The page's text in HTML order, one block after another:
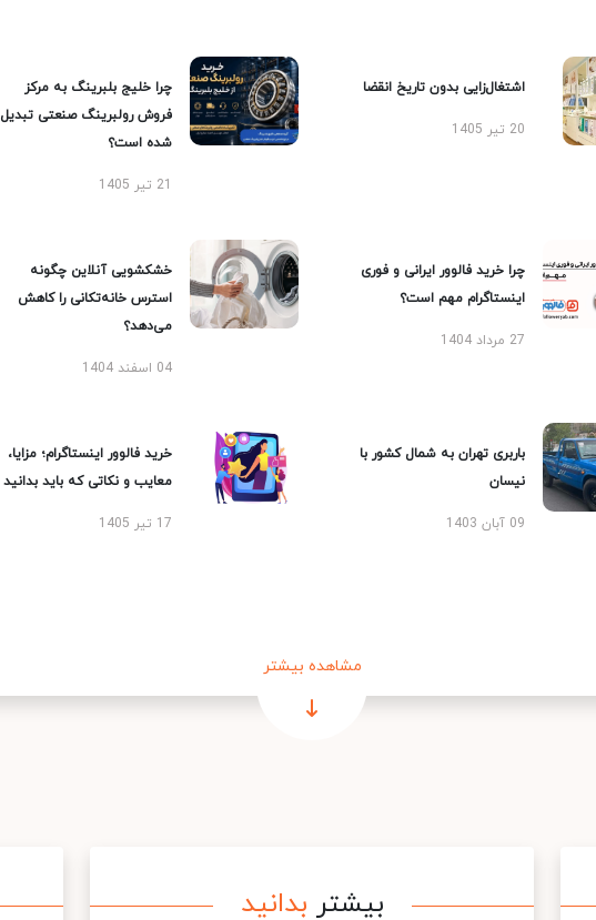
اشتغال‌زایی بدون تاریخ انقضا
20 تیر 1405
چرا خلیج بلبرینگ به مرکز
فروش رولبرینگ صنعتی تبدیل
شده است؟
21 تیر 1405
چرا خرید فالوور ایرانی و فوری
اینستاگرام مهم است؟
27 مرداد 1404
خشکشویی آنلاین چگونه
استرس خانه‌تکانی را کاهش
می‌دهد؟
04 اسفند 1404
باربری تهران به شمال کشور با
نیسان
09 آبان 1403
خرید فالوور اینستاگرام؛ مزایا،
معایب و نکاتی که باید بدانید
17 تیر 1405
مشاهده بیشتر
بیشتر بدانید